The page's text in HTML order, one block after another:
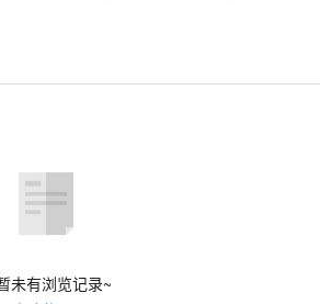
未有浏览记录~